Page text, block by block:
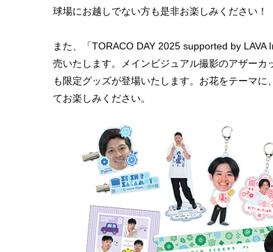
球場にお越しでない方も是非お楽しみください！
また、「TORACO DAY 2025 supported by
売いたします。メインビジュアル撮影のアザー
も限定グッズが登場いたします。お花をテーマ
てお楽しみください。